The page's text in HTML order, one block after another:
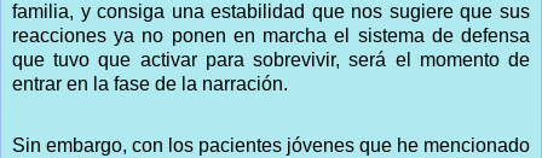
familia, y consiga una estabilidad que nos sugiere que sus
reacciones ya no ponen en marcha el sistema de defensa
que tuvo que activar para sobrevivir, será el momento de
entrar en la fase de la narración.
Sin embargo, con los pacientes jóvenes que he mencionado